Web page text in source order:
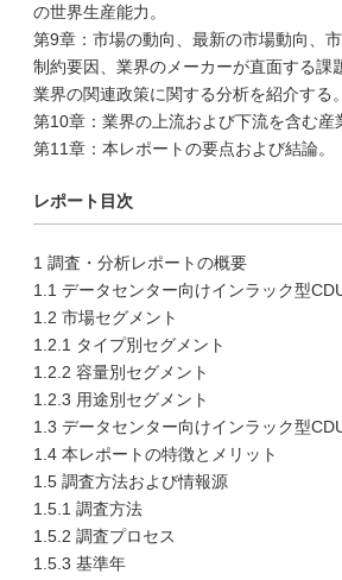
の世界生産能力。
第9章：市場の動向、最新の市場動向、
制約要因、業界のメーカーが直面する課
業界の関連政策に関する分析を紹介する。
第10章：業界の上流および下流を含む産
第11章：本レポートの要点および結論。
レポート目次
1 調査・分析レポートの概要
1.1 データセンター向けインラック型
1.2 市場セグメント
1.2.1 タイプ別セグメント
1.2.2 容量別セグメント
1.2.3 用途別セグメント
1.3 データセンター向けインラック型
1.4 本レポートの特徴とメリット
1.5 調査方法および情報源
1.5.1 調査方法
1.5.2 調査プロセス
1.5.3 基準年